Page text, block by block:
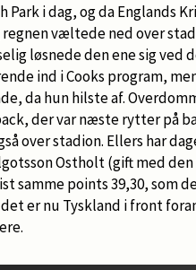
i dag, og da Englands
væltede ned over
løsnede den ene sig ved
ind i Cooks program,
da hun hilste af.
der var næste rytter på
over stadion. Ellers har
Ostholt (gift med
samme points 39,30, som
er nu Tyskland i front